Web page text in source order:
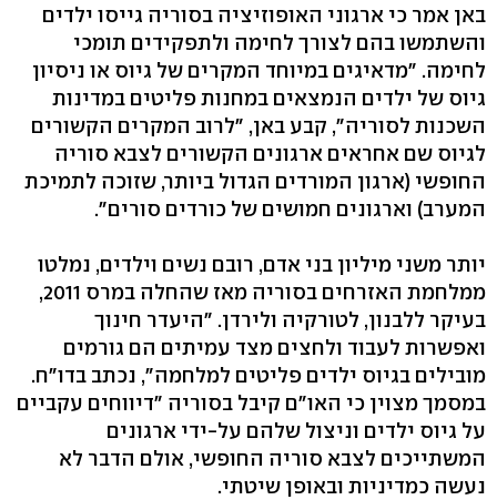
באן אמר כי ארגוני האופוזיציה בסוריה גייסו ילדים
והשתמשו בהם לצורך לחימה ולתפקידים תומכי
לחימה. "מדאיגים במיוחד המקרים של גיוס או ניסיון
גיוס של ילדים הנמצאים במחנות פליטים במדינות
השכנות לסוריה", קבע באן, "לרוב המקרים הקשורים
לגיוס שם אחראים ארגונים הקשורים לצבא סוריה
החופשי (ארגון המורדים הגדול ביותר, שזוכה לתמיכת
המערב) וארגונים חמושים של כורדים סורים".
יותר משני מיליון בני אדם, רובם נשים וילדים, נמלטו
ממלחמת האזרחים בסוריה מאז שהחלה במרס 2011,
בעיקר ללבנון, לטורקיה ולירדן. "היעדר חינוך
ואפשרות לעבוד ולחצים מצד עמיתים הם גורמים
מובילים בגיוס ילדים פליטים למלחמה", נכתב בדו"ח.
במסמך מצוין כי האו"ם קיבל בסוריה "דיווחים עקביים
על גיוס ילדים וניצול שלהם על-ידי ארגונים
המשתייכים לצבא סוריה החופשי, אולם הדבר לא
נעשה כמדיניות ובאופן שיטתי.